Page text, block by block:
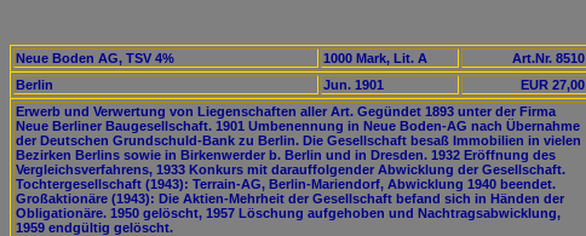
Neue Boden AG, TSV 4% 1000 Mark, Lit. A
Art.Nr. 8510
Berlin
Jun. 1901
EUR 27,00
Erwerb und Verwertung von Liegenschaften aller Art. Gegündet 1893 unter der Firma
Neue Berliner Baugesellschaft. 1901 Umbenennung in Neue Boden-AG nach Übernahme
der Deutschen Grundschuld-Bank zu Berlin. Die Gesellschaft besaß Immobilien in vielen
Bezirken Berlins sowie in Birkenwerder b. Berlin und in Dresden. 1932 Eröffnung des
Vergleichsverfahrens, 1933 Konkurs mit darauffolgender Abwicklung der Gesellschaft.
Tochtergesellschaft (1943): Terrain-AG, Berlin-Mariendorf, Abwicklung 1940 beendet.
Großaktionäre (1943): Die Aktien-Mehrheit der Gesellschaft befand sich in Händen der
Obligationäre. 1950 gelöscht, 1957 Löschung aufgehoben und Nachtragsabwicklung,
1959 endgültig gelöscht.